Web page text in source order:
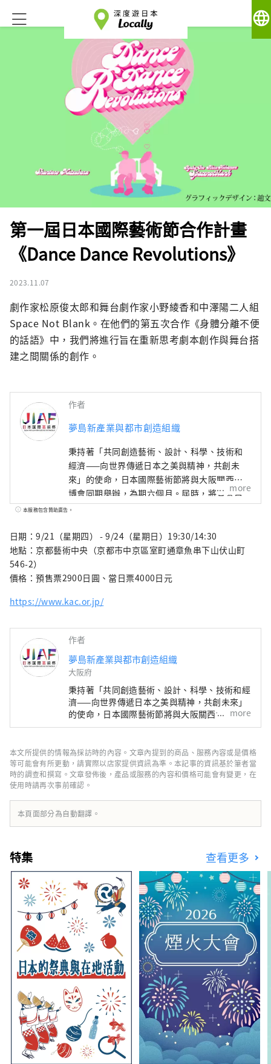
language
第一屆日本國際藝術節合作計畫
《Dance Dance Revolutions》
2023.11.07
劇作家松原俊太郎和舞台劇作家小野綾香和中澤陽二人組
Space Not Blank。在他們的第五次合作《身體分離不便
的話語》中，我們將進行旨在重新思考劇本創作與舞台搭
建之間關係的創作。
作者
夢島新產業與都市創造組織
秉持著「共同創造藝術、設計、科學、技術和
經濟——向世界傳遞日本之美與精神，共創未
來」的使命，日本國際藝術節將與大阪關西世
博會同期舉辦，為期六個月。屆時，將有來自
158個國家和地區以及7個國際組織的代表參
日本各地的網路平台，共同建構文化藝術、經
濟社會之間的良性循環，並致力於創造一個充
世界各國在多元文化藝術、科學技術和經濟領
************************************** 夢
健康都市設計研究所
https://yumeshimakikou.org/ 每日新聞大
廈，大阪市北區梅田3-4-5，郵編：530-0001
信箱：info@yumeshimakikou.com 電話：
06-6136-8803
***************************************
more
本服務包含贊助廣告。
日期：9/21（星期四） - 9/24（星期日）19:30/14:30
地點：京都藝術中央（京都市中京區室町通章魚串下山伏山町
546-2）
價格：預售票2900日圓、當日票4000日元
https://www.kac.or.jp/
作者
夢島新產業與都市創造組織
大阪府
秉持著「共同創造藝術、設計、科學、技術和經
濟——向世界傳遞日本之美與精神，共創未來」
的使命，日本國際藝術節將與大阪關西世博會同
期舉辦，為期六個月。屆時，將有來自158個國
博會場館、京都、大阪、關西以及日本各地的網
路平台，共同建構文化藝術、經濟社會之間的良
性循環，並致力於創造一個充滿光彩的美好未
來。我們希望世博會能成為與世界各國在多元文
化藝術、科學技術和經濟領域拓展合作共創的契
機。
廈，大阪市北區梅田3-4-5，郵編：530-0001
信箱：info@yumeshimakikou.com 電話：
06-6136-8803
***************************************
more
本文所提供的情報為採訪時的內容。文章內提到的商品、服務內容或是價格
等可能會有所更動，請實際以店家提供資訊為準。本記事的資訊基於筆者當
時的調查和撰寫。文章發佈後，產品或服務的內容和價格可能會有變更，在
使用時請再次事前確認。
本頁面部分為自動翻譯。
特集 查看更多